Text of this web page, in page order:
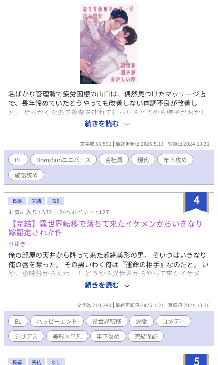
名ばかり管理職で疲労困憊の山口は、偶然見つけたマッサージ店
で、長年諦めていたどうやっても改善しない体調不良が改善し
た。 せっかくなので後輩を連れて行ったらどうやら様子がおかし
くて、もう行くなって言ってくる。 クールだったはずがいつのま
にか世話焼いてしまう年下敬語後輩Dom × （自分が世話を焼い
てるつもりの）脳筋系天然先輩Sub がわちゃわちゃする話。 『加
減を知らない初心者Domがグイグイ懐いてくる』と同じ世界で地
続きのお話です。 （全く別の話なのでどちらも単体で読んでいた
だけます）
https://www.alphapolis.co.jp/novel/21582922/922916390 サブ
タイトルに◆がついているものは後輩視点です。 同人誌版と同じ
表紙に差し替えました。 表紙イラスト：浴槽つぼカルビ様（Ｘ
@shabuuma11 ）ありがとうございます！
続きを読む
文字数 53,592 最終更新日 2026.5.11 登録日 2024.10.31
BL Dom/Subユニバース 会社員 現代
年下攻め
敬語攻め
4
長編 完結 R18
お気に入り : 332 24h.ポイント : 127
【完結】異世界転移で落ちて来たイケメンからいきなり
嫁認定された件
りゆき
俺の部屋の天井から降って来た超絶美形の男。 そいつはいきなり
俺の唇を奪った。 その男いわく俺は『運命の相手』なのだと。 い
や、意味分からんわ！！ どうやら異世界からやって来たイケメ
ン。 元の世界に戻るには運命の相手と結ばれないといけないらし
い。 そんなこと俺には関係ねー！！と、思っていたのに… 平凡サ
ラリーマンだった俺の人生、異世界人への嫁入りに！？ そんなこ
とある！？俺は男ですが！？ イケメンたちとのわちゃわちゃに巻
き込まれ、愛やら嫉妬やら友情やら…平凡生活からの一転！？ ス
パダリ超絶美形×平凡サラリーマンとの嫁入りラブコメ！！ メイ
ンの二人以外に、 ・腹黒×俺様 ・ワンコ×ツンデレインテリ眼鏡
が登場予定。 ※Ｒ18シーンに印は入れていないのでお気をつけく
ださい。 ※前半は日本舞台、後半は異世界が舞台になります。 ※
続きを読む
文字数 210,283 最終更新日 2025.1.21 登録日 2024.10.30
BL ハッピーエンド 異世界転移 溺愛
コメディ
シリアス
美形×平凡 年下攻め 完結保証
5
長編 完結 なし